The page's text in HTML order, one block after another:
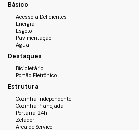
Básico
Acesso a Deficientes
Energia
Esgoto
Pavimentação
Água
Destaques
Bicicletário
Portão Eletrônico
Estrutura
Cozinha Independente
Cozinha Planejada
Portaria 24h
Zelador
Área de Serviço